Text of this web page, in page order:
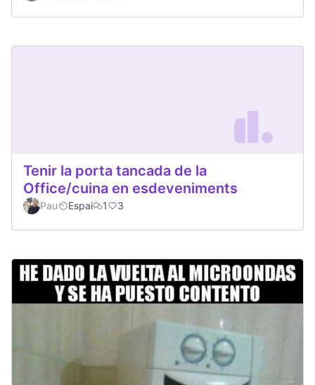
Tenir la porta tancada de la
Office/cuina en esdeveniments
Pau Espai 1 3